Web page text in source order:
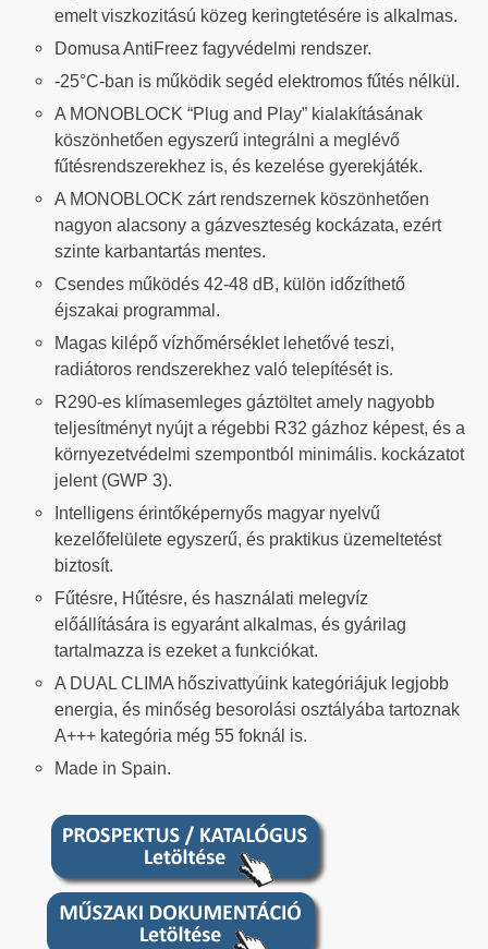
emeltviszkozitású közeg keringtetésére is alkalmas.
Domusa AntiFreez fagyvédelmi rendszer.
-25°C-ban is működik segéd elektromos fűtés nélkül.
A MONOBLOCK “Plug and Play” kialakításának
köszönhetően egyszerű integrálni a meglévő
fűtésrendszerekhez is, és kezelése gyerekjáték.
A MONOBLOCK zárt rendszernek köszönhetően
nagyon alacsony a gázveszteség kockázata, ezért
szinte karbantartás mentes.
Csendes működés 42-48 dB, külön időzíthető
éjszakai programmal.
Magas kilépő vízhőmérséklet lehetővé teszi,
radiátoros rendszerekhez való telepítését is.
R290-es klímasemleges gáztöltet amely nagyobb
teljesítményt nyújt a régebbi R32 gázhoz képest, és a
környezetvédelmi szempontból minimális. kockázatot
jelent (GWP 3).
Intelligens érintőképernyős magyar nyelvű
kezelőfelülete egyszerű, és praktikus üzemeltetést
biztosít.
Fűtésre, Hűtésre, és használati melegvíz
előállítására is egyaránt alkalmas, és gyárilag
tartalmazza is ezeket a funkciókat.
A DUAL CLIMA hőszivattyúink kategóriájuk legjobb
energia, és minőség besorolási osztályába tartoznak
A+++ kategória még 55 foknál is.
Made in Spain.